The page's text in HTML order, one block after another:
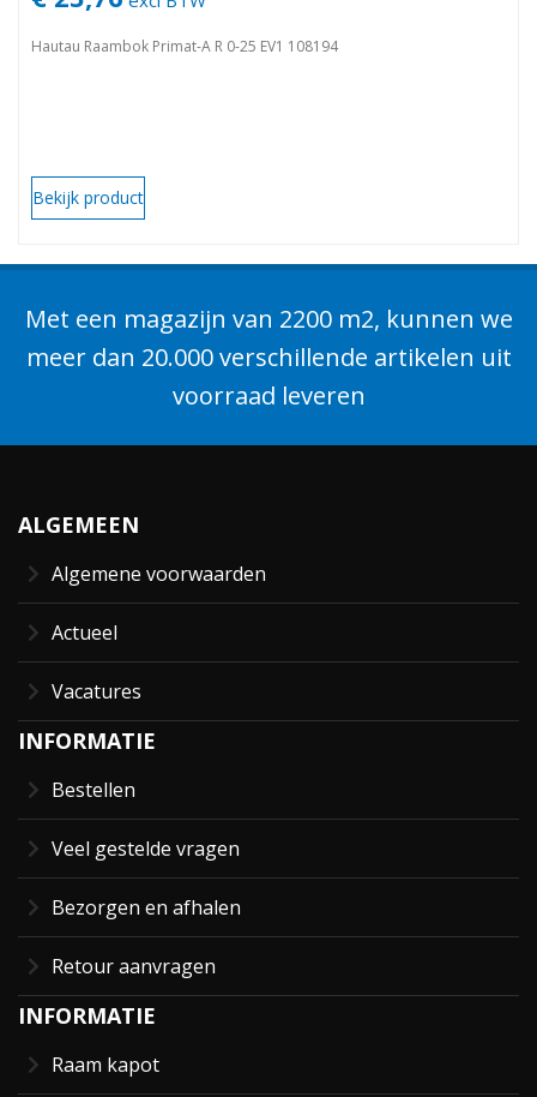
Hautau Raambok Primat-A R 0-25 EV1 108194
Bekijk product
Met een magazijn van 2200 m2, kunnen we
meer dan 20.000 verschillende artikelen uit
voorraad leveren
ALGEMEEN
Algemene voorwaarden
Actueel
Vacatures
INFORMATIE
Bestellen
Veel gestelde vragen
Bezorgen en afhalen
Retour aanvragen
INFORMATIE
Raam kapot